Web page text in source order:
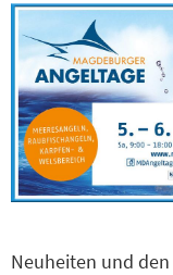
Neuheiten und